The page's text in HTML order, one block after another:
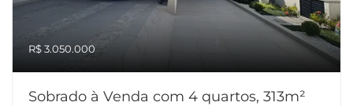
R$ 3.050.000
Sobrado à Venda com 4 quartos, 313m²